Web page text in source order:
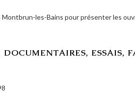
les-Bains pour présenter les
ESSAIS,